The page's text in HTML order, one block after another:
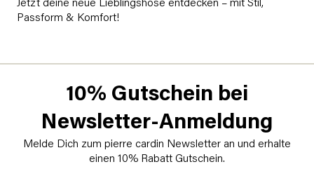
Jetzt deine neue Lieblingshose entdecken – mit Stil,
Passform & Komfort!
10% Gutschein bei
Newsletter-Anmeldung
Melde Dich zum pierre cardin Newsletter an und erhalte
einen 10% Rabatt Gutschein.